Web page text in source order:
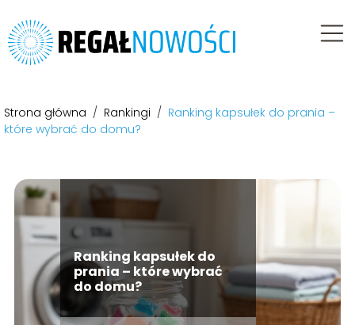
Strona główna / Rankingi / Ranking kapsułek do prania –
które wybrać do domu?
Ranking kapsułek do
prania – które wybrać
do domu?